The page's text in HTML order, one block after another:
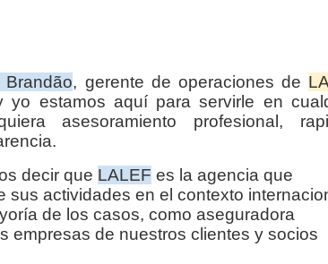
, gerente de operaciones de
yo estamos aquí para servirle en
asesoramiento profesional,
decir que LALEF es la agencia que
sus actividades en el contexto
de los casos, como aseguradora
empresas de nuestros clientes y socios